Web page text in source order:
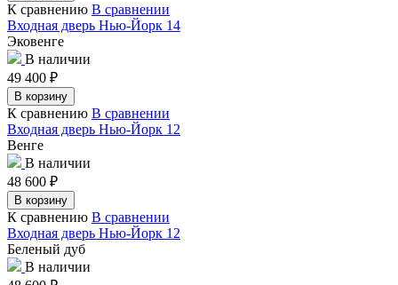
К сравнению В сравнении
Входная дверь Нью-Йорк 14
Эковенге
В наличии
49 400 ₽
В корзину
К сравнению В сравнении
Входная дверь Нью-Йорк 12
Венге
В наличии
48 600 ₽
В корзину
К сравнению В сравнении
Входная дверь Нью-Йорк 12
Беленый дуб
В наличии